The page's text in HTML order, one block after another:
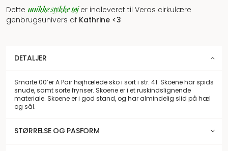
Dette unikke stykke tøjer indleveret til Veras cirkulære
genbrugsunivers af Kathrine <3
DETALJER
Smarte 00’er A Pair højhælede sko i sort i str. 41. Skoene har spids
snude, samt sorte frynser. Skoene er i et ruskindslignende
materiale. Skoene er i god stand, og har almindelig slid på hæl
og sål.
STØRRELSE OG PASFORM